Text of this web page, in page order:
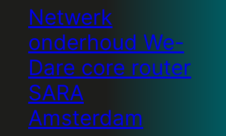
Netwerk
onderhoud We-
Dare core router
SARA
Amsterdam